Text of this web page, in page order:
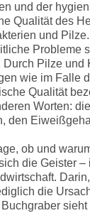
und der
Qualität des
und
Probleme
Durch Pilze und
wie im Falle
Qualität
Worten:
den
ob und
die Geister
die